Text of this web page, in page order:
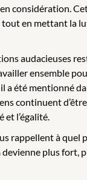
considération.
en mettant la
audacieuses
ensemble
été mentionné
continuent
l’égalité.
rappellent à
plus